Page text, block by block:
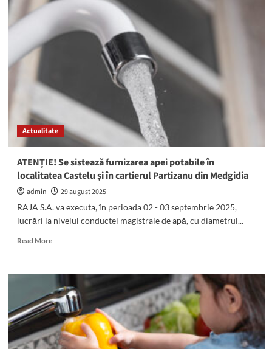
Se
apa
în
din
municipiul
Constanța
Actualitate
ATENȚIE! Se sistează furnizarea apei potabile în
localitatea Castelu și în cartierul Partizanu din Medgidia
admin
29 august 2025
RAJA S.A. va executa, în perioada 02 - 03 septembrie 2025,
lucrări la nivelul conductei magistrale de apă, cu diametrul...
Read MoreRead
ATENȚIE!
Se
sistează
furnizarea
apei
potabile
în